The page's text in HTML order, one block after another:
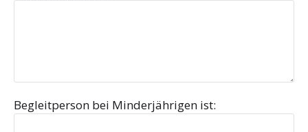
Begleitperson bei Minderjährigen ist: